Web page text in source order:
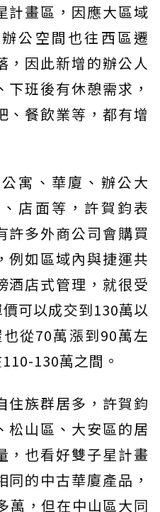
計畫區，因應大區域
公空間也往西區遷
，因此新增的辦公人
班後有休憩需求，
、餐飲業等，都有增
寓、華廈、辦公大
店面等，許賀鈞表
許多外商公司會購買
例如區域內與捷運共
酒店式管理，就很受
可以成交到130萬以
從70萬漲到90萬左
130萬之間。
住族群居多，許賀鈞
松山區、大安區的居
，也看好雙子星計畫
的中古華廈產品，
萬，但在中山區大同